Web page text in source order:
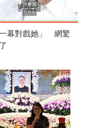
幕對戲她」 網驚